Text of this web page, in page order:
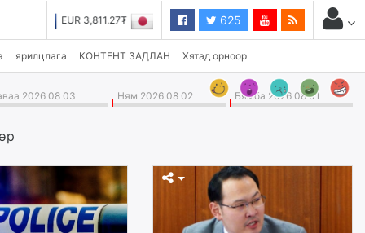
JPY 27.19₮ 625
ярилцлага КОНТЕНТ ЗАДЛАН Хятад орноор
2026 08 03 Ням 2026 08 02 Бямба 2026 08 01